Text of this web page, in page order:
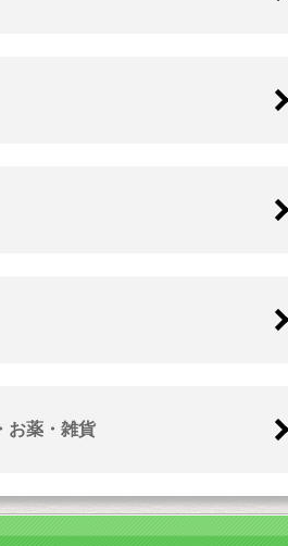
お薬・雑貨